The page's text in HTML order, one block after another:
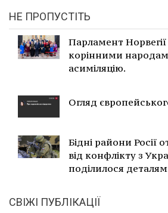
НЕ ПРОПУСТІТЬ
Парламент
корінними
асиміляцію.
Огляд
Бідні райони Росії
від конфлікту з
поділилося
СВІЖІ ПУБЛІКАЦІЇ